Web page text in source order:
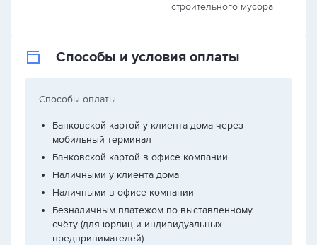
строительного мусора
Способы и условия оплаты
Способы оплаты
Банковской картой у клиента дома через
мобильный терминал
Банковской картой в офисе компании
Наличными у клиента дома
Наличными в офисе компании
Безналичным платежом по выставленному
счёту (для юрлиц и индивидуальных
предпринимателей)